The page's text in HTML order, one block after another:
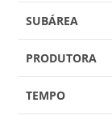
SUBÁREA
PRODUTORA
TEMPO